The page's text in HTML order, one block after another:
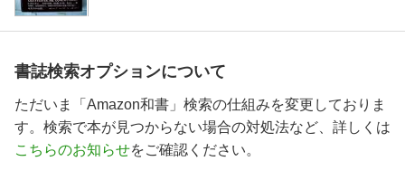
書誌検索オプションについて
ただいま「Amazon和書」検索の仕組みを変更しておりま
す。検索で本が見つからない場合の対処法など、詳しくは
こちらのお知らせをご確認ください。